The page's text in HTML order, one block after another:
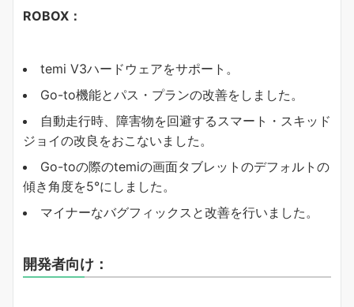
ROBOX：
temi V3ハードウェアをサポート。
Go-to機能とパス・プランの改善をしました。
自動走行時、障害物を回避するスマート・スキッド
ジョイの改良をおこないました。
Go-toの際のtemiの画面タブレットのデフォルトの
傾き角度を5°にしました。
マイナーなバグフィックスと改善を行いました。
開発者向け：